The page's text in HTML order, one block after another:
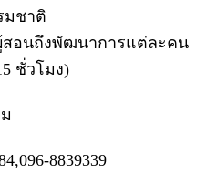
มชาติ
สอนถึงพัฒนาการแต่ละคน
ชั่วโมง)
8839339